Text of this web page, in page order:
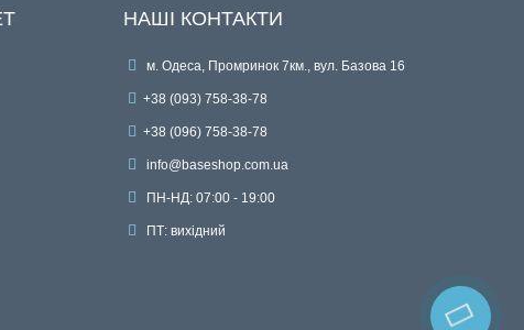
НАШІ КОНТАКТИ
м. Одеса, Промринок 7км., вул. Базова 16
+38 (093) 758-38-78
+38 (096) 758-38-78
info@baseshop.com.ua
ПН-НД: 07:00 - 19:00
ПТ: вихідний